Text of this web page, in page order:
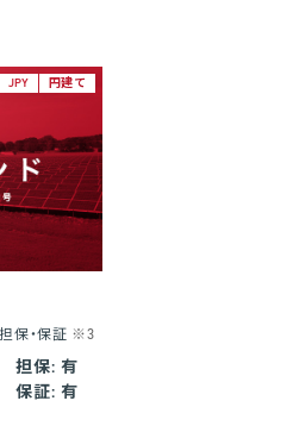
JPY 円建て
担保・保証 ※3
担保: 有
保証: 有